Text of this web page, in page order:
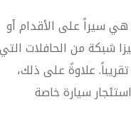
سيراً على الأقدام أو
شبكة من الحافلات التي
علاوةً على ذلك،
سيارة خاصة